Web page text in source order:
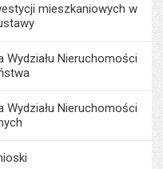
mieszkaniowych w
Nieruchomości
Nieruchomości